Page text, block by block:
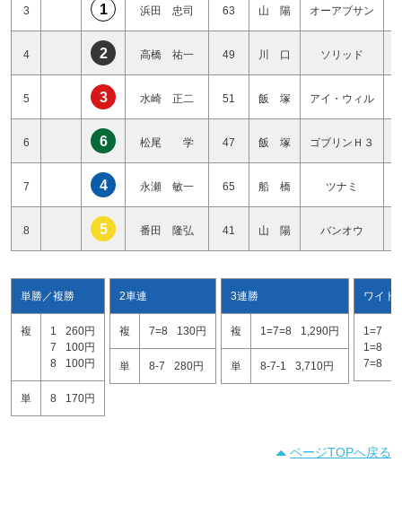
3 1 浜田 忠司 63 山 陽 オーアブサン
4 2 高橋 祐一 49 川 口 ソリッド
5 3 水崎 正二 51 飯 塚 アイ・ウィル
6 6 松尾 学 47 飯 塚 ゴブリンＨ３
7 4 永瀬 敏一 65 船 橋 ツナミ
8 5 番田 隆弘 41 山 陽 バンオウ
単勝／複勝
複 1
260円
7
100円
8
100円
単 8 170円
2車連
複 7=8 130円
単 8-7 280円
3連勝
複 1=7=8 1,290円
単 8-7-1 3,710円
ワイド
1=7
1=8
7=8
ページTOPへ戻る